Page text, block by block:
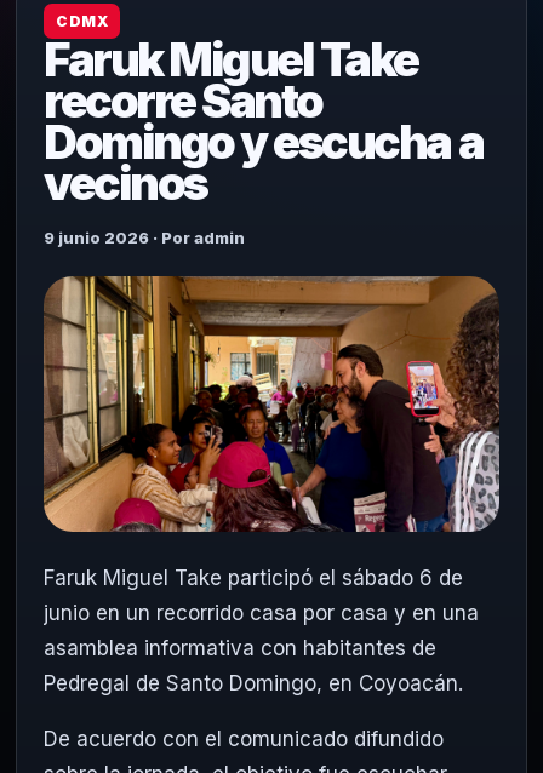
CDMX
Faruk Miguel Take
recorre Santo
Domingo y escucha a
vecinos
9 junio 2026 · Por admin
Faruk Miguel Take participó el sábado 6 de
junio en un recorrido casa por casa y en una
asamblea informativa con habitantes de
Pedregal de Santo Domingo, en Coyoacán.
De acuerdo con el comunicado difundido